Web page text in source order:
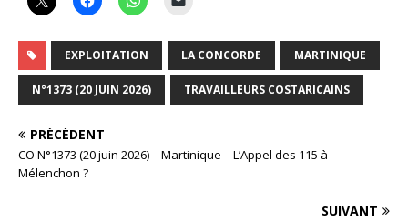
EXPLOITATION LA CONCORDE MARTINIQUE
N°1373 (20 JUIN 2026) TRAVAILLEURS COSTARICAINS
PRÉCÉDENT
CO N°1373 (20 juin 2026) – Martinique – L’Appel des 115 à
Mélenchon ?
SUIVANT